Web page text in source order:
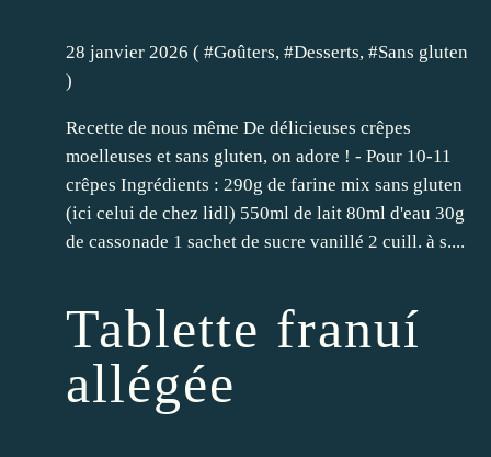
28 janvier 2026 ( #Goûters, #Desserts, #Sans gluten
)
Recette de nous même De délicieuses crêpes
moelleuses et sans gluten, on adore ! - Pour 10-11
crêpes Ingrédients : 290g de farine mix sans gluten
(ici celui de chez lidl) 550ml de lait 80ml d'eau 30g
de cassonade 1 sachet de sucre vanillé 2 cuill. à s....
Tablette franuí
allégée